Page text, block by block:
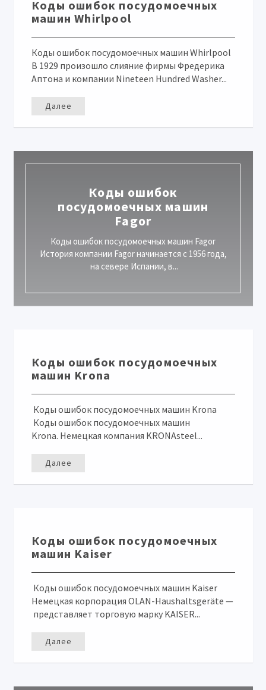
Коды ошибок посудомоечных
машин Whirlpool
Коды ошибок посудомоечных машин Whirlpool
В 1929 произошло слияние фирмы Фредерика
Аптона и компании Nineteen Hundred Washer...
Далее
Коды ошибок
посудомоечных машин
Fagor
Коды ошибок посудомоечных машин Fagor
История компании Fagor начинается с 1956 года,
на севере Испании, в...
Коды ошибок посудомоечных
машин Krona
Коды ошибок посудомоечных машин Krona
Коды ошибок посудомоечных машин
Krona. Немецкая компания KRONAsteel...
Далее
Коды ошибок посудомоечных
машин Kaiser
Коды ошибок посудомоечных машин Kaiser
Немецкая корпорация OLAN-Haushaltsgeräte —
представляет торговую марку KAISER...
Далее